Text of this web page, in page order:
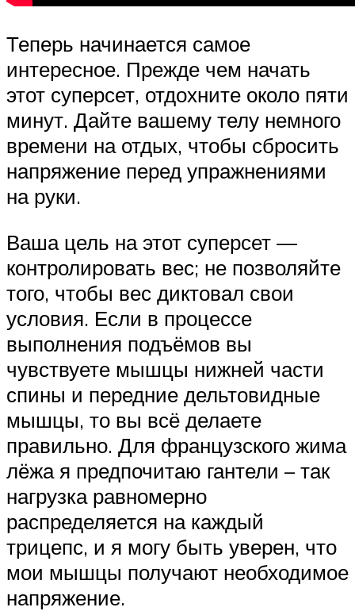
Теперь начинается самое
интересное. Прежде чем начать
этот суперсет, отдохните около пяти
минут. Дайте вашему телу немного
времени на отдых, чтобы сбросить
напряжение перед упражнениями
на руки.
Ваша цель на этот суперсет —
контролировать вес; не позволяйте
того, чтобы вес диктовал свои
условия. Если в процессе
выполнения подъёмов вы
чувствуете мышцы нижней части
спины и передние дельтовидные
мышцы, то вы всё делаете
правильно. Для французского жима
лёжа я предпочитаю гантели – так
нагрузка равномерно
распределяется на каждый
трицепс, и я могу быть уверен, что
мои мышцы получают необходимое
напряжение.